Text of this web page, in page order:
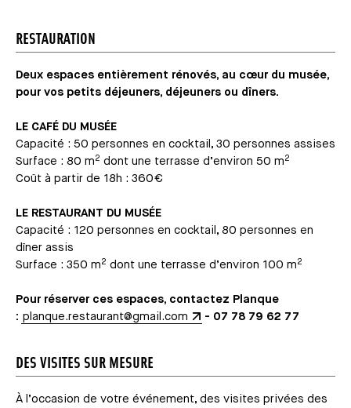
RESTAURATION
Deux espaces entièrement rénovés, au cœur du musée,
pour vos petits déjeuners, déjeuners ou dîners.
LE CAFÉ DU MUSÉE
Capacité : 50 personnes en cocktail, 30 personnes assises
Surface : 80 m2 dont une terrasse d’environ 50 m2
Coût à partir de 18h : 360€
LE RESTAURANT DU MUSÉE
Capacité : 120 personnes en cocktail, 80 personnes en
dîner assis
Surface : 350 m2 dont une terrasse d’environ 100 m2
Pour réserver ces espaces, contactez Planque
: planque.restaurant@gmail.com - 07 78 79 62 77
DES VISITES SUR MESURE
À l’occasion de votre événement, des visites privées des